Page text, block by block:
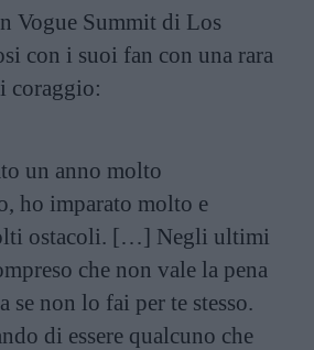
Vogue Summit di Los
con i suoi fan con una rara
coraggio:
un anno molto
ho imparato molto e
ostacoli. […] Negli ultimi
che non vale la pena
se non lo fai per te stesso.
di essere qualcuno che